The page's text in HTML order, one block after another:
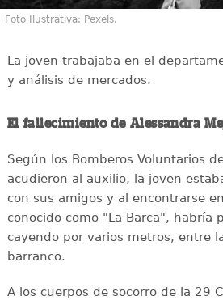
Foto Ilustrativa: Pexels.
La joven trabajaba en el
y análisis de mercados.
El fallecimiento de Alessandra
Según los Bomberos Voluntarios
acudieron al auxilio, la joven
con sus amigos y al encontrarse
conocido como "La Barca", habría
cayendo por varios metros, entre
barranco.
A los cuerpos de socorro de la 29